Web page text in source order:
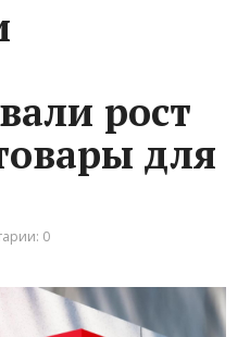
рост
для
0